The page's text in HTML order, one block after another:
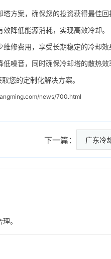
方案，确保您的投资获得最佳回
降低能源消耗，实现高效冷却。
修费用，享受长期稳定的冷却效
噪音，同时确保冷却塔的散热效
取您的定制化解决方案。
news/700.html
下一篇： 广东冷
。